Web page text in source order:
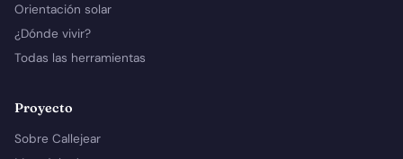
Orientación solar
¿Dónde vivir?
Todas las herramientas
Proyecto
Sobre Callejear